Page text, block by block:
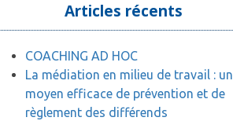
Articles récents
COACHING AD HOC
La médiation en milieu de travail : un
moyen efficace de prévention et de
règlement des différends